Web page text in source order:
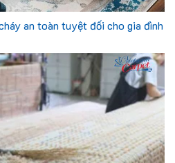
an toàn tuyệt đối cho gia đình